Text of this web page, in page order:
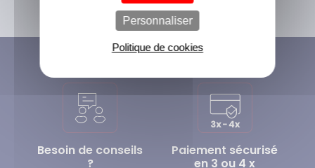
Besoin de conseils
?
Paiement sécurisé
en 3 ou 4 x
Personnaliser
Politique de cookies